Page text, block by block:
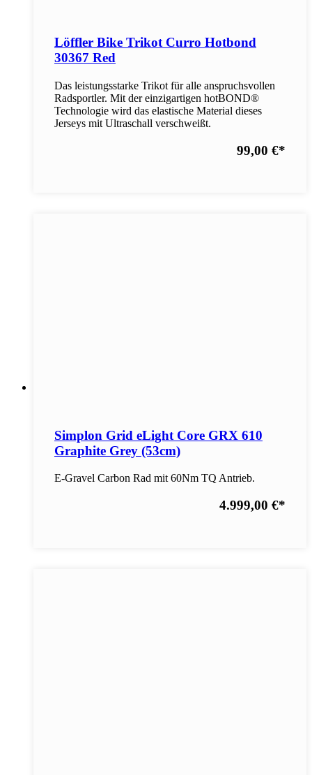
Löffler Bike Trikot Curro Hotbond
30367 Red
Das leistungsstarke Trikot für alle anspruchsvollen
Radsportler. Mit der einzigartigen hotBOND®
Technologie wird das elastische Material dieses
Jerseys mit Ultraschall verschweißt.
99,00 €*
Simplon Grid eLight Core GRX 610
Graphite Grey (53cm)
E-Gravel Carbon Rad mit 60Nm TQ Antrieb.
4.999,00 €*